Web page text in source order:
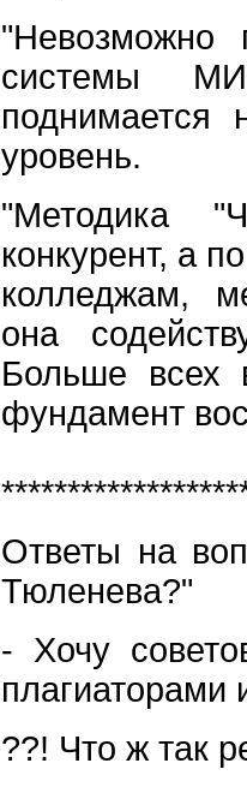
"Невозможно
системы
поднимается
уровень.
"Методика
конкурент, а
колледжам,
она
Больше всех
фундамент
Ответы на
Тюленева?"
- Хочу
плагиаторами
??! Что ж так